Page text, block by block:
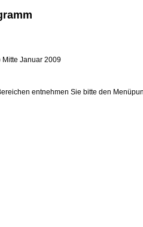
Januar 2009
entnehmen Sie bitte den